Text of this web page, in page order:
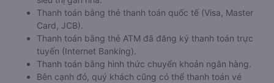
Thanh toán bằng thẻ thanh toán quốc tế (Visa, Master
Card, JCB).
Thanh toán bằng thẻ ATM đã đăng ký thanh toán trực
tuyến (Internet Banking).
Thanh toán bằng hình thức chuyển khoản ngân hàng.
Bên cạnh đó, quý khách cũng có thể thanh toán vé